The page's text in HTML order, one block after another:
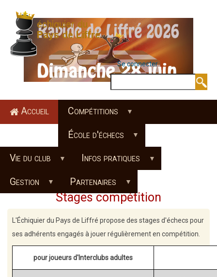
contenu
principal
MENU DU
Se connecter
Accueil Compétitions
École d'échecs
Vie du club Infos pratiques
Gestion Partenaires
Stages compétition
L'Échiquier du Pays de Liffré propose des stages d'échecs pour
ses adhérents engagés à jouer régulièrement en compétition.
pour joueurs d'Interclubs adultes